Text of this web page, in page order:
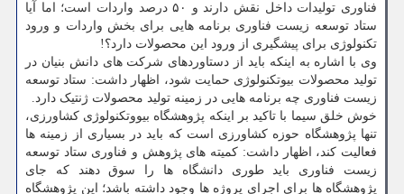
فناوری تولیدات داخل نقش دارند و ۵۰ درصد واردات است؛ اما آیا
ستاد توسعه زیست فناوری برنامه هایی برای بخش واردات و ورود
تکنولوژی برای پیشگیری از ورود این محصولات دارد؟!
وی با اشاره به اینکه باید از دستاوردهای شرکت های دانش بنیان در
تولید محصولات بیوتکنولوژی حمایت شود، اظهار داشت: ستاد توسعه
زیست فناوری چه برنامه هایی در زمینه تولید محصولات ژنتیک دارد.
خوش خلق سیما با تاکید بر اینکه پژوهشگاه بیووتکنولوژی کشاورزی،
تنها پژوهشگاه حوزه کشاورزی است که باید در بسیاری از زمینه ها
فعالیت کند، اظهار داشت: کمیته های پژوهش و فناوری ستاد توسعه
زیست فناوری باید طوری دانشگاه ها را سوق دهند که جای
پژوهشگاه ها برای اجرای پروژه ها وجود داشته باشد؛ این پژوهشگاه